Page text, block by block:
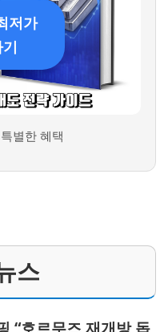
저가
별한 혜택
스